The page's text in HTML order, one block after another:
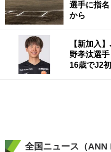
選手に指
から
【新加入
野孝汰選
16歳でJ2
全国ニュース（ANN